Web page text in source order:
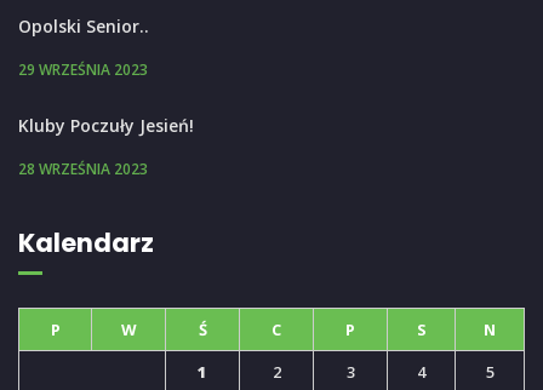
Opolski Senior..
29 WRZEŚNIA 2023
Kluby Poczuły Jesień!
28 WRZEŚNIA 2023
Kalendarz
P W Ś C P S N
1 2 3 4
5